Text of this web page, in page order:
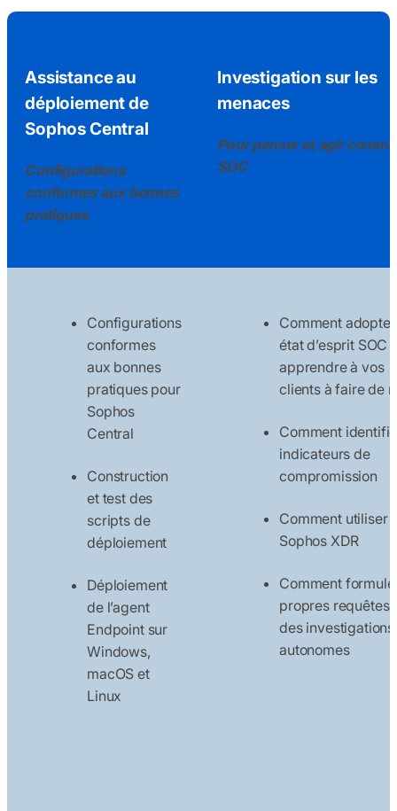
Assistance au
déploiement de
Sophos Central
Configurations
conformes aux bonnes
pratiques
Investigation sur les
menaces
Pour penser et agir
SOC
Configurations
conformes
aux bonnes
pratiques pour
Sophos
Central
Construction
et test des
scripts de
déploiement
Déploiement
de l’agent
Endpoint sur
Windows,
macOS et
Linux
Comment
état d’esprit SOC
apprendre à vos
clients à faire de
Comment
indicateurs de
compromission
Comment utiliser
Sophos XDR
Comment
propres requêtes
des investigations
autonomes